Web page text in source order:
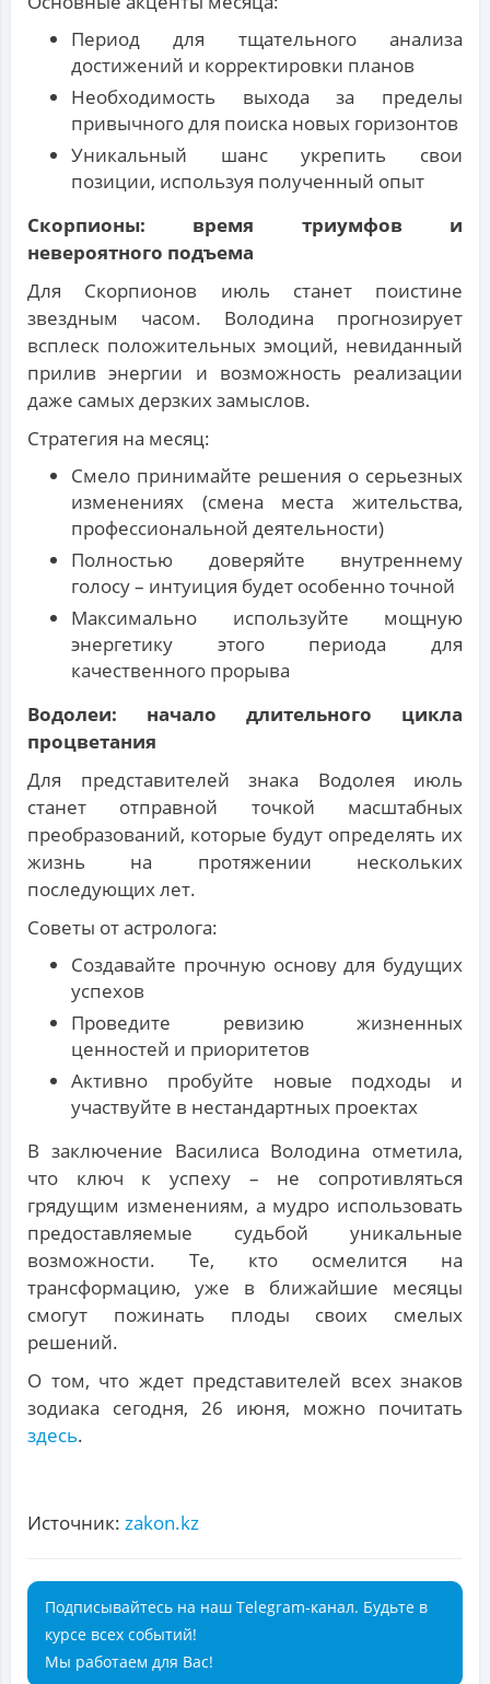
Период для тщательного анализа
достижений и корректировки планов
Необходимость выхода за пределы
привычного для поиска новых горизонтов
Уникальный шанс укрепить свои
позиции, используя полученный опыт
Скорпионы: время триумфов и
невероятного подъема
Для Скорпионов июль станет поистине
звездным часом. Володина прогнозирует
всплеск положительных эмоций, невиданный
прилив энергии и возможность реализации
даже самых дерзких замыслов.
Стратегия на месяц:
Смело принимайте решения о серьезных
изменениях (смена места жительства,
профессиональной деятельности)
Полностью доверяйте внутреннему
голосу – интуиция будет особенно точной
Максимально используйте мощную
энергетику этого периода для
качественного прорыва
Водолеи: начало длительного цикла
процветания
Для представителей знака Водолея июль
станет отправной точкой масштабных
преобразований, которые будут определять их
жизнь на протяжении нескольких
последующих лет.
Советы от астролога:
Создавайте прочную основу для будущих
успехов
Проведите ревизию жизненных
ценностей и приоритетов
Активно пробуйте новые подходы и
участвуйте в нестандартных проектах
В заключение Василиса Володина отметила,
что ключ к успеху – не сопротивляться
грядущим изменениям, а мудро использовать
предоставляемые судьбой уникальные
возможности. Те, кто осмелится на
трансформацию, уже в ближайшие месяцы
смогут пожинать плоды своих смелых
решений.
О том, что ждет представителей всех знаков
зодиака сегодня, 26 июня, можно почитать
здесь.
Источник: zakon.kz
Подписывайтесь на наш Telegram-канал. Будьте в
курсе всех событий!
Мы работаем для Вас!